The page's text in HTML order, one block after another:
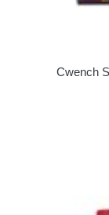
Cwench